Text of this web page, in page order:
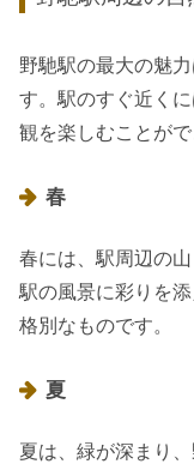
野馳駅の最大の魅
す。駅のすぐ近く
観を楽しむことがで
春
春には、駅周辺の
駅の風景に彩りを
格別なものです。
夏
夏は、緑が深まり